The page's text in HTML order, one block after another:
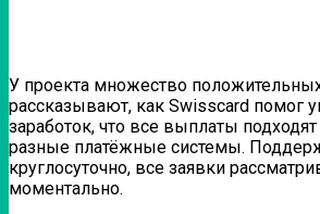
У проекта множество
рассказывают, как Swisscard помог
заработок, что все выплаты
разные платёжные системы.
круглосуточно, все заявки
моментально.